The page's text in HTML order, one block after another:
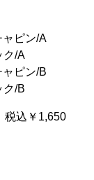
ピン/A
ク/A
ピン/B
ク/B
税込￥1,650